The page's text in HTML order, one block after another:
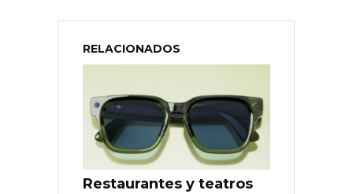
RELACIONADOS
Restaurantes y teatros